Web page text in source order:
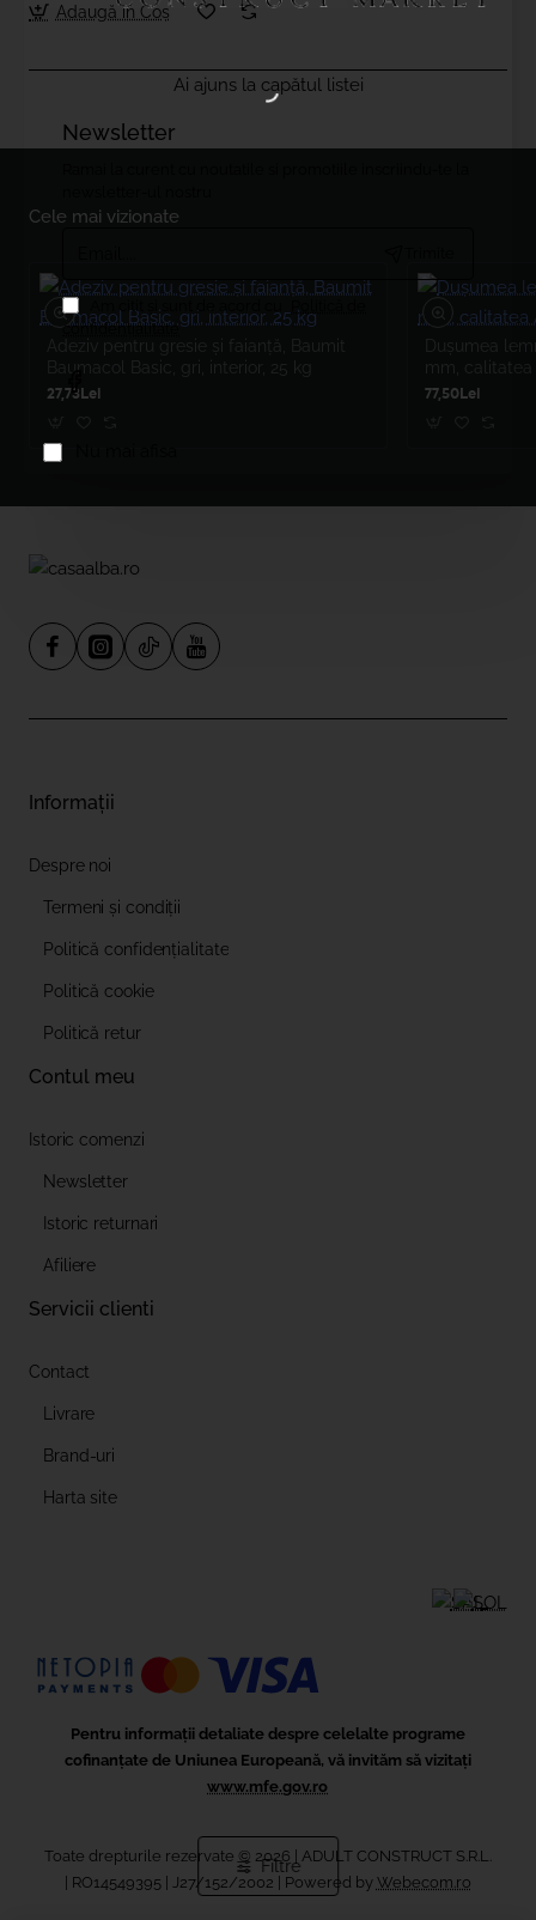
Newsletter
Am citit şi sunt de acord cu
confidențialitate
Adaugă în Coş
Ai ajuns la capătul listei
Cele mai vizionate
Adeziv pentru gresie și faianță, Baumit
Baumacol Basic, gri, interior, 25 kg
27,73Lei
Dușumea
mm,
77,50Lei
Informații
Despre noi
Termeni și condiții
Politică confidențialitate
Politică cookie
Politică retur
Contul meu
Istoric comenzi
Newsletter
Istoric returnari
Afiliere
Servicii clienti
Contact
Livrare
Brand-uri
Harta site
Pentru informații detaliate despre celelalte programe
cofinanțate de Uniunea Europeană, vă invităm să vizitați
www.mfe.gov.ro
Toate drepturile rezervate © 2026 | ADULT CONSTRUCT S.R.L.
| RO14549395 | J27/152/2002 | Powered by Webecom.ro
Filtre